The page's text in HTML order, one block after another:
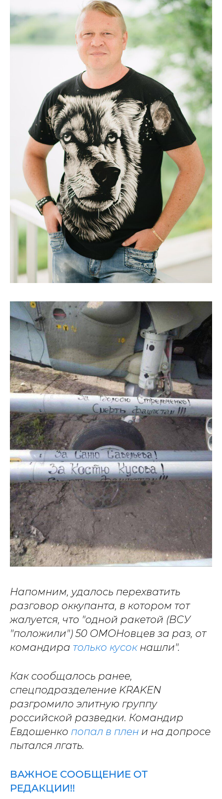
Напомним, удалось перехватить
разговор оккупанта, в котором тот
жалуется, что "одной ракетой (ВСУ
"положили") 50 ОМОНовцев за раз, от
командира только кусокнашли".
Как сообщалось ранее,
спецподразделение KRAKEN
разгромило элитную группу
российской разведки. Командир
Евдошенко попал в плен и на допросе
пытался лгать.
ВАЖНОЕ СООБЩЕНИЕ ОТ
РЕДАКЦИИ!!